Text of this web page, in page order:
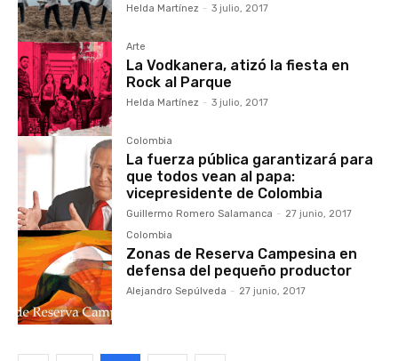
Helda Martínez - 3 julio, 2017
Arte
La Vodkanera, atizó la fiesta en
Rock al Parque
Helda Martínez - 3 julio, 2017
Colombia
La fuerza pública garantizará para
que todos vean al papa:
vicepresidente de Colombia
Guillermo Romero Salamanca - 27 junio, 2017
Colombia
Zonas de Reserva Campesina en
defensa del pequeño productor
Alejandro Sepúlveda - 27 junio, 2017